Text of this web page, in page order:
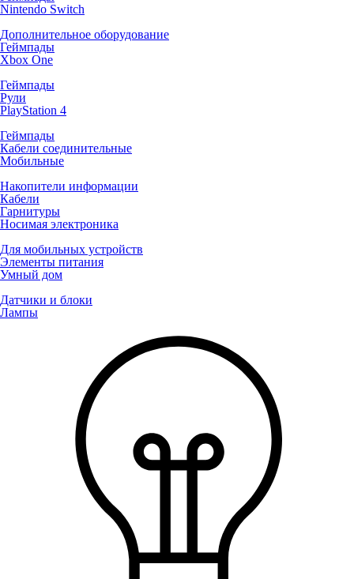
Nintendo Switch
Дополнительное оборудование
Геймпады
Xbox One
Геймпады
Рули
PlayStation 4
Геймпады
Кабели соединительные
Мобильные
Накопители информации
Кабели
Гарнитуры
Носимая электроника
Для мобильных устройств
Элементы питания
Умный дом
Датчики и блоки
Лампы